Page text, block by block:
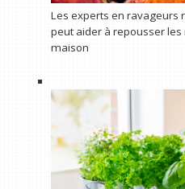
Les experts en ravageurs
peut aider à repousser
maison